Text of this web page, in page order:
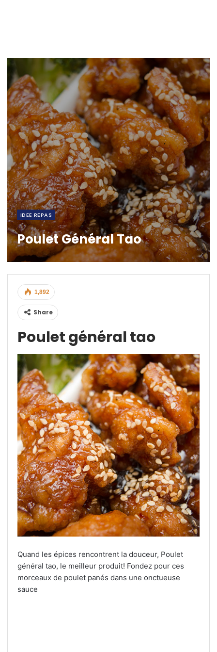
IDEE REPAS
Poulet Général Tao
1,892
Share
Poulet général tao
Quand les épices rencontrent la douceur, Poulet
général tao, le meilleur produit! Fondez pour ces
morceaux de poulet panés dans une onctueuse
sauce